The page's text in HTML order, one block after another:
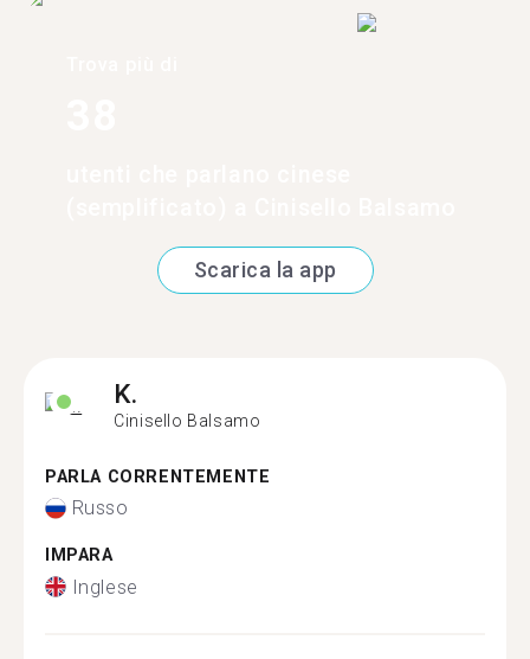
Scarica la app
K.
Cinisello Balsamo
PARLA CORRENTEMENTE
Russo
IMPARA
Inglese